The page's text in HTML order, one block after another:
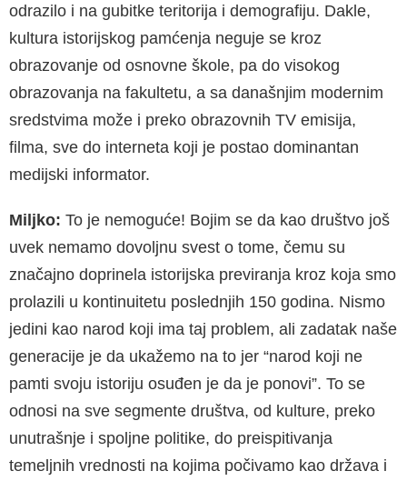
odrazilo i na gubitke teritorija i demografiju. Dakle,
kultura istorijskog pamćenja neguje se kroz
obrazovanje od osnovne škole, pa do visokog
obrazovanja na fakultetu, a sa današnjim modernim
sredstvima može i preko obrazovnih TV emisija,
filma, sve do interneta koji je postao dominantan
medijski informator.
Miljko: To je nemoguće! Bojim se da kao društvo još
uvek nemamo dovoljnu svest o tome, čemu su
značajno doprinela istorijska previranja kroz koja smo
prolazili u kontinuitetu poslednjih 150 godina. Nismo
jedini kao narod koji ima taj problem, ali zadatak naše
generacije je da ukažemo na to jer “narod koji ne
pamti svoju istoriju osuđen je da je ponovi”. To se
odnosi na sve segmente društva, od kulture, preko
unutrašnje i spoljne politike, do preispitivanja
temeljnih vrednosti na kojima počivamo kao država i